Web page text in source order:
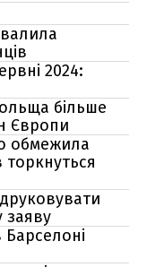
2024:
більше
Європи
обмежила
торкнуться
заяву